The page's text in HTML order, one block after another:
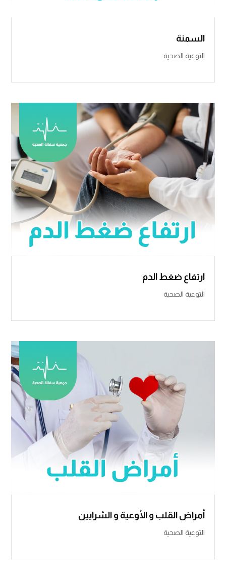
السمنة
التوعية الصحية
ارتفاع ضغط الدم
التوعية الصحية
أمراض القلب و الأوعية و الشرايين
التوعية الصحية